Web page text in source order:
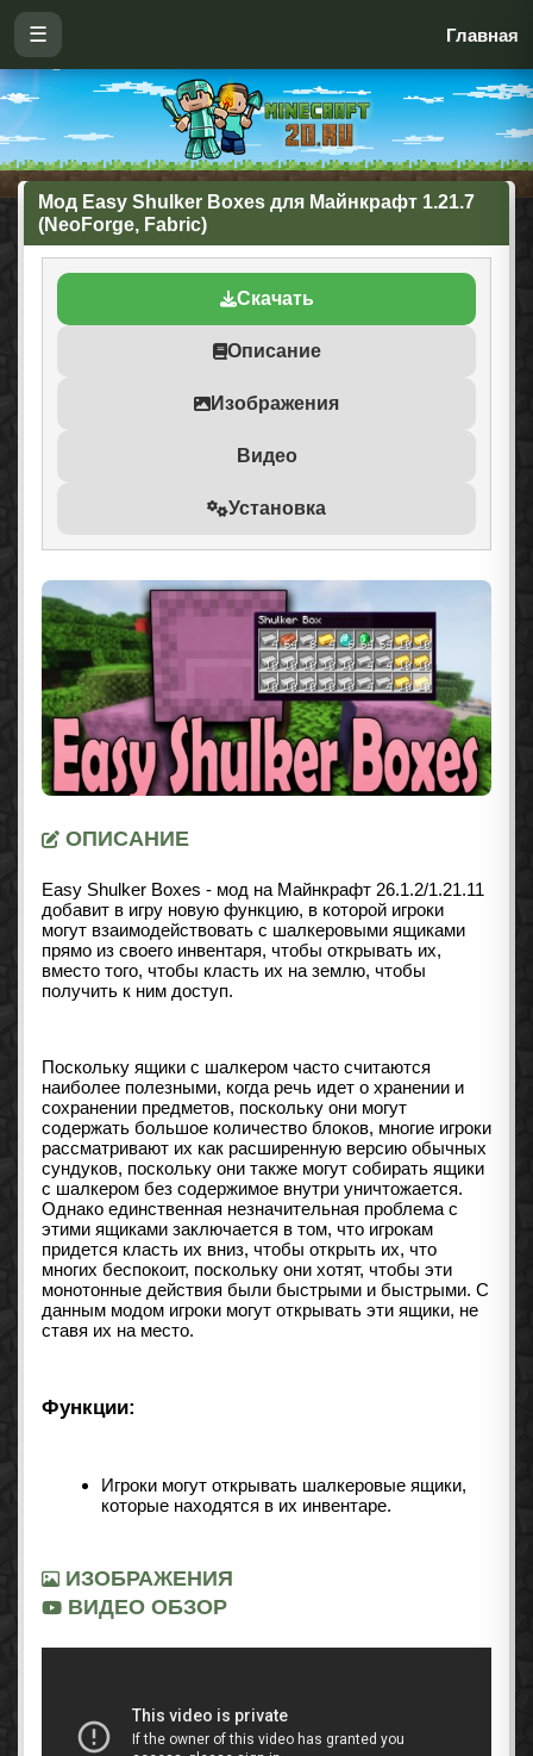
☰ Главная
Мод Easy Shulker Boxes для Майнкрафт 1.21.7
(NeoForge, Fabric)
Скачать
Описание
Изображения
Видео
Установка
ОПИСАНИЕ
Easy Shulker Boxes - мод на Майнкрафт 26.1.2/1.21.11
добавит в игру новую функцию, в которой игроки
могут взаимодействовать с шалкеровыми ящиками
прямо из своего инвентаря, чтобы открывать их,
вместо того, чтобы класть их на землю, чтобы
получить к ним доступ.
Поскольку ящики с шалкером часто считаются
наиболее полезными, когда речь идет о хранении и
сохранении предметов, поскольку они могут
содержать большое количество блоков, многие игроки
рассматривают их как расширенную версию обычных
сундуков, поскольку они также могут собирать ящики
с шалкером без содержимое внутри уничтожается.
Однако единственная незначительная проблема с
этими ящиками заключается в том, что игрокам
придется класть их вниз, чтобы открыть их, что
многих беспокоит, поскольку они хотят, чтобы эти
монотонные действия были быстрыми и быстрыми. С
данным модом игроки могут открывать эти ящики, не
ставя их на место.
Функции:
Игроки могут открывать шалкеровые ящики,
которые находятся в их инвентаре.
ИЗОБРАЖЕНИЯ
ВИДЕО ОБЗОР